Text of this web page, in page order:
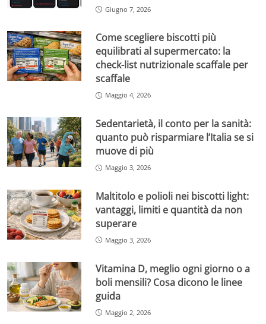
Giugno 7, 2026
Come scegliere biscotti più
equilibrati al supermercato: la
check-list nutrizionale scaffale per
scaffale
Maggio 4, 2026
Sedentarietà, il conto per la sanità:
quanto può risparmiare l’Italia se si
muove di più
Maggio 3, 2026
Maltitolo e polioli nei biscotti light:
vantaggi, limiti e quantità da non
superare
Maggio 3, 2026
Vitamina D, meglio ogni giorno o a
boli mensili? Cosa dicono le linee
guida
Maggio 2, 2026